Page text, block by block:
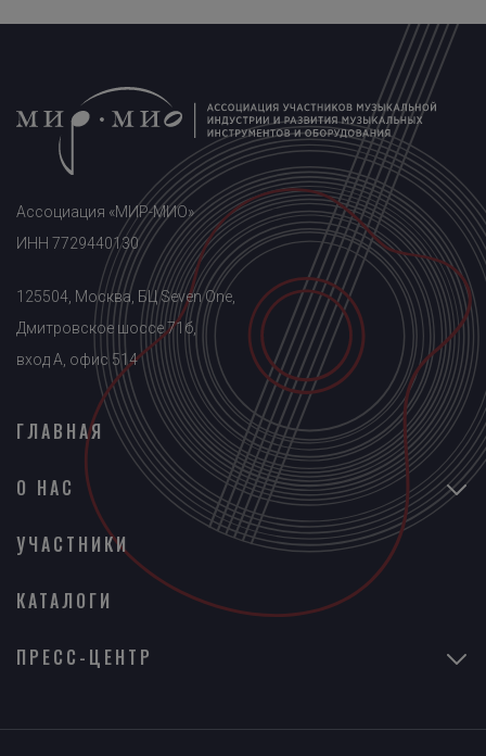
Ассоциация «МИР-МИО»
ИНН 7729440130
125504, Москва, БЦ Seven One,
Дмитровское шоссе 71б,
вход A, офис 514
ГЛАВНАЯ
О НАС
УЧАСТНИКИ
КАТАЛОГИ
ПРЕСС-ЦЕНТР